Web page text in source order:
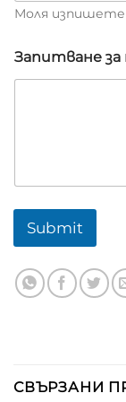
Моля изпишете
Запитване за
Submit
СВЪРЗАНИ